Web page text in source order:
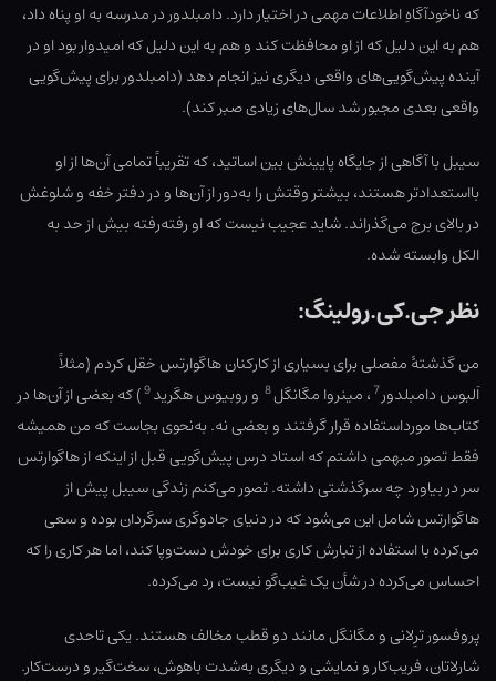
که ناخود‌آگاهِ اطلاعات مهمی در اختیار دارد. دامبلدور در مدرسه به او پناه داد،
هم به این دلیل که از او محافظت کند و هم به این دلیل که امیدوار بود او در
آینده پیش‌گویی‌های واقعی دیگری نیز انجام دهد (دامبلدور برای پیش‌گویی
واقعی بعدی مجبور شد سال‌های زیادی صبر کند).
سیبل با آگاهی از جایگاه پایینش بین اساتید، که تقریباً تمامی آن‌ها از او
بااستعدادتر هستند، بیشتر وقتش را به‌دور از آن‌ها و در دفتر خفه و شلوغش
در بالای برج می‌گذراند. شاید عجیب نیست که او رفته‌رفته بیش از حد به
الکل وابسته شده.
نظر جی.کی.رولینگ:
من گذشتهٔ مفصلی برای بسیاری از کارکنان هاگوارتس خقل کردم (مثلاً
اَلبوس دامبلدور7، مینروا مگانگل8 و روبیوس هگرید9) که بعضی از آن‌ها در
کتاب‌ها مورداستفاده قرار گرفتند و بعضی نه. به‌نحوی بجاست که من همیشه
فقط تصور مبهمی داشتم که استاد درس پیش‌گویی قبل از اینکه از هاگوارتس
سر در بیاورد چه سرگذشتی داشته. تصور می‌کنم زندگی سیبل پیش از
هاگوارتس شامل این می‌شود که در دنیای جادوگری سرگردان بوده و سعی
می‌کرده با استفاده از تبارش کاری برای خودش دست‌وپا کند، اما هر کاری را که
احساس می‌کرده در شأن یک غیب‌گو نیست، رد می‌کرده.
پروفسور ترِلانی و مگانگل مانند دو قطب مخالف هستند. یکی تاحدی
شارلاتان، فریب‌کار و نمایشی و دیگری به‌شدت باهوش، سخت‌گیر و درست‌کار.